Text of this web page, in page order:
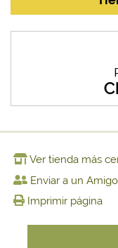
Ver tienda más
Enviar a un Amigo
Imprimir página